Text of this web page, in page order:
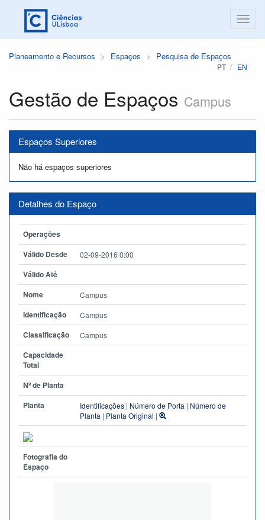
Planeamento e Recursos Espaços Pesquisa de Espaços
PT EN
Gestão de Espaços Campus
Espaços Superiores
Não há espaços superiores
Detalhes do Espaço
Operações
Válido Desde
02-09-2016 0:00
Válido Até
Nome
Campus
Identificação Campus
Classificação Campus
Capacidade
Total
Nº de Planta
Planta
Identificações | Número de Porta | Número de
Planta | Planta Original |
Fotografia do
Espaço